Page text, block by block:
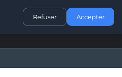
CONTACT
Refuser Accepter